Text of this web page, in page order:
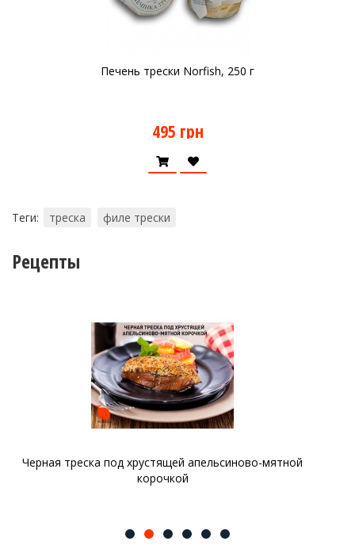
Печень трески Norfish, 250 г
495 грн
Теги: треска филе трески
Рецепты
мятной
Хек, запеченный с картофелем и